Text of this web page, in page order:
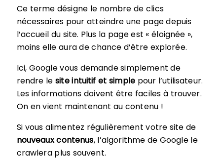
Ce terme désigne le nombre de clics
nécessaires pour atteindre une page depuis
l’accueil du site. Plus la page est « éloignée »,
moins elle aura de chance d’être explorée.
Ici, Google vous demande simplement de
rendre lesite intuitif et simple pour l’utilisateur.
Les informations doivent être faciles à trouver.
On en vient maintenant au contenu !
Si vous alimentez régulièrement votre site de
nouveaux contenus, l’algorithme de Google le
crawlera plus souvent.